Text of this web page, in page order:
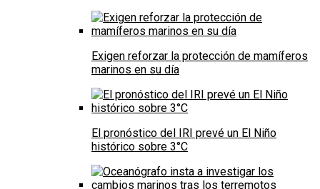
Exigen reforzar la protección de mamíferos
marinos en su día
El pronóstico del IRI prevé un El Niño
histórico sobre 3°C